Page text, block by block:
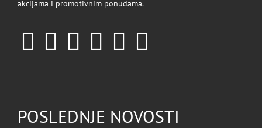
akcijama i promotivnim ponudama.
POSLEDNJE NOVOSTI